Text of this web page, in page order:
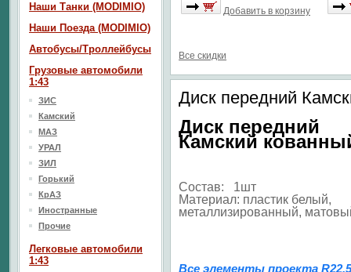
Добавить в корзину
Все скидки
Диск передний
Диск передний
Камский
Состав: 1шт
Материал: пластик белый,
металлизированный,
Все элементы проекта R22,5
Наши Танки (MODIMIO)
Наши Поезда (MODIMIO)
Автобусы/Троллейбусы
Грузовые автомобили
1:43
ЗИС
Камский
МАЗ
УРАЛ
ЗИЛ
Горький
КрАЗ
Иностранные
Прочие
Легковые автомобили
1:43